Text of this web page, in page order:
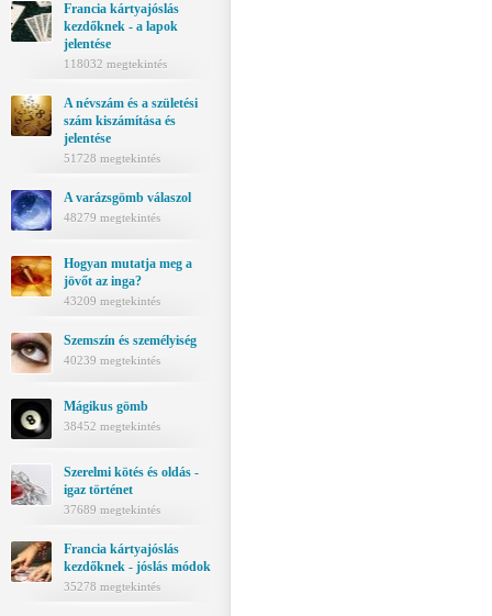
Francia kártyajóslás
kezdőknek - a lapok
jelentése
118032 megtekintés
A névszám és a születési
szám kiszámítása és
jelentése
51728 megtekintés
A varázsgömb válaszol
48279 megtekintés
Hogyan mutatja meg a
jövőt az inga?
43209 megtekintés
Szemszín és személyiség
40239 megtekintés
Mágikus gömb
38452 megtekintés
Szerelmi kötés és oldás -
igaz történet
37689 megtekintés
Francia kártyajóslás
kezdőknek - jóslás módok
35278 megtekintés